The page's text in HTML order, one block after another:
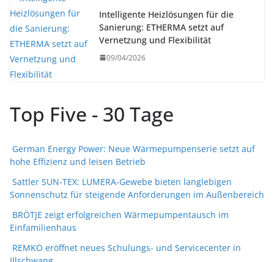
Intelligente Heizlösungen für die
Sanierung: ETHERMA setzt auf
Vernetzung und Flexibilität
09/04/2026
Top Five - 30 Tage
German Energy Power: Neue Wärmepumpenserie setzt auf
hohe Effizienz und leisen Betrieb
Sattler SUN-TEX: LUMERA-Gewebe bieten langlebigen
Sonnenschutz für steigende Anforderungen im Außenbereich
BRÖTJE zeigt erfolgreichen Wärmepumpentausch im
Einfamilienhaus
REMKO eröffnet neues Schulungs- und Servicecenter in